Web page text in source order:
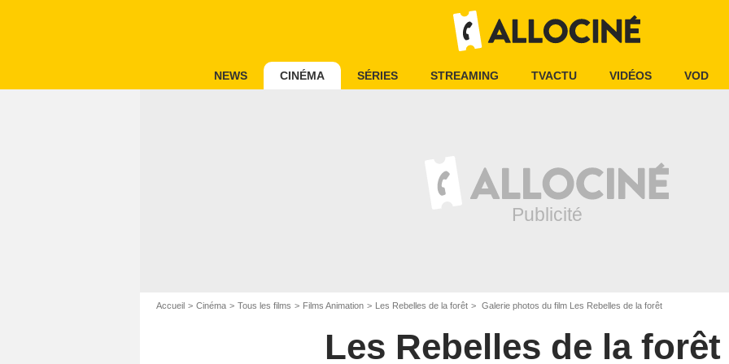
NEWS CINÉMA SÉRIES STREAMING TVACTU VIDÉOS VOD
Accueil Cinéma Tous les films Films Animation Les Rebelles de la forêt Galerie photos du film Les Rebelles de la forêt
Les Rebelles de la forêt